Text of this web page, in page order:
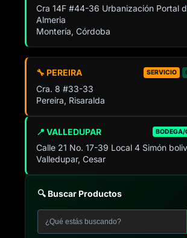
Cra 14F #44-36 Urbanización Portal
Almeria
Montería, Córdoba
📍 VALLEDUPAR BODEGA/
Calle 21 No. 17-39 Local 4 Simón
Valledupar, Cesar
🔧 PEREIRA SERVICIO
Cra. 8 #33-33
Pereira, Risaralda
🔍 Buscar Productos